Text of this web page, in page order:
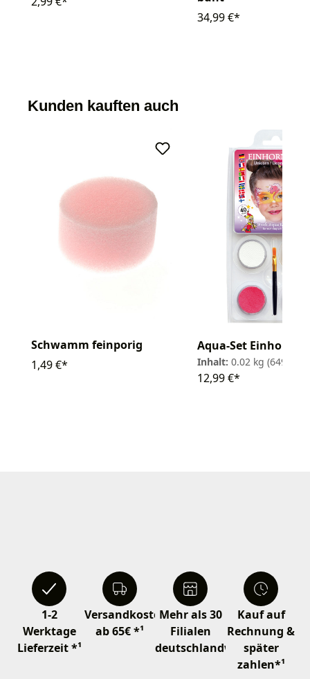
34,99 €*
Kunden kauften auch
Schwamm feinporig
1,49 €*
Aqua-Set Einhorn
Inhalt: 0.02 kg (649,50
12,99 €*
1-2
Werktage
Lieferzeit *¹
Versandkostenfrei
ab 65€ *¹
Mehr als 30
Filialen
deutschlandweit
Kauf auf
Rechnung &
später
zahlen*¹